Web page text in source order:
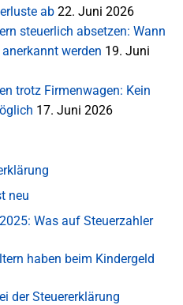
ab 22. Juni 2026
steuerlich absetzen: Wann
werden 19. Juni
trotz Firmenwagen: Kein
17. Juni 2026
neu
Was auf Steuerzahler
haben beim Kindergeld
der Steuererklärung